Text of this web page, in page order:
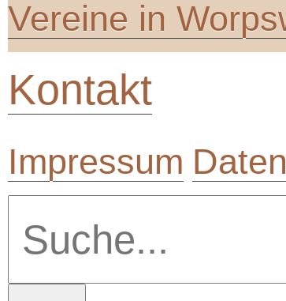
Vereine in
Kontakt
Impressum